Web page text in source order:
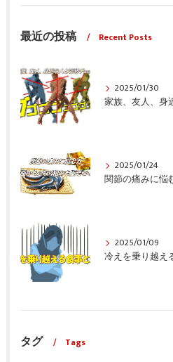
最近の投稿 Recent Posts
2025/01/30
2025/01/24
2025/01/09
冷えを乗り越え
タグ Tags